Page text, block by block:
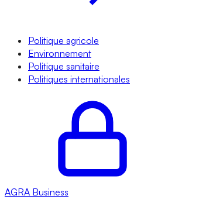
Politique agricole
Environnement
Politique sanitaire
Politiques internationales
AGRA Business